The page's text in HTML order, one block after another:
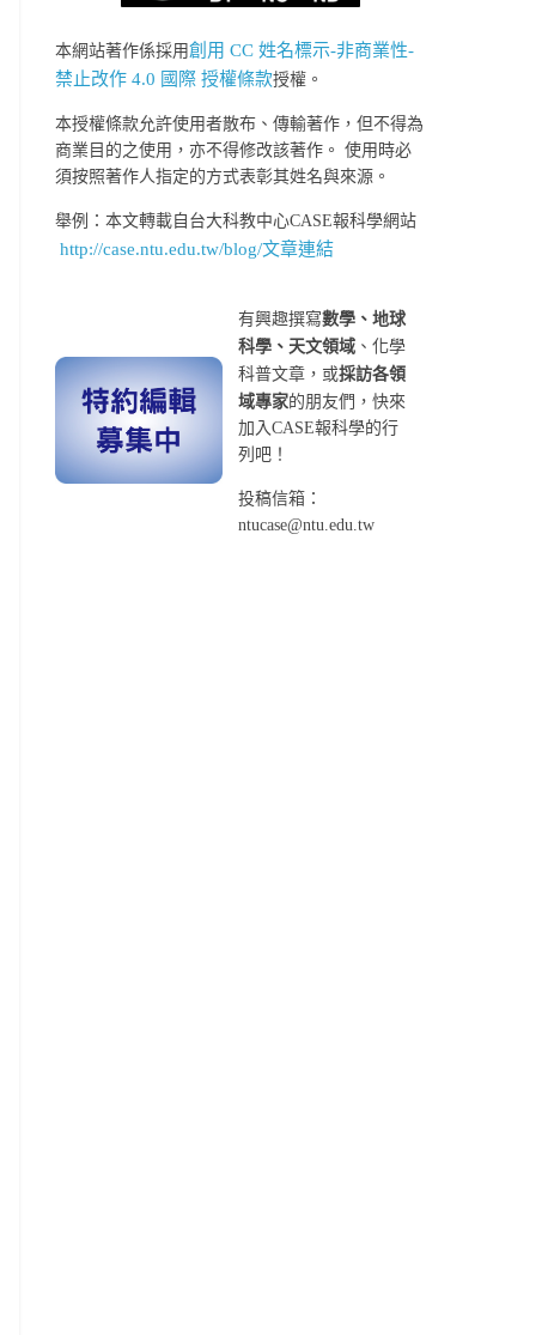
本網站著作係採用創用 CC 姓名標示-非商業性-
禁止改作 4.0 國際 授權條款授權。
本授權條款允許使用者散布、傳輸著作，但不得為
商業目的之使用，亦不得修改該著作。 使用時必
須按照著作人指定的方式表彰其姓名與來源。
舉例：本文轉載自台大科教中心CASE報科學網站
http://case.ntu.edu.tw/blog/文章連結
有興趣撰寫數學、地球
科學、天文領域 、化學
科普文章，或採訪各領
域專家的朋友們，快來
加入CASE報科學的行
列吧！
投稿信箱：
ntucase@ntu.edu.tw